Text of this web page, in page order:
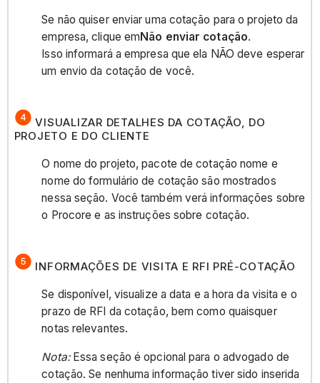
Se não quiser enviar uma cotação para o projeto da
empresa, clique em Não enviar cotação.
Isso informará a empresa que ela NÃO deve esperar
um envio da cotação de você.
VISUALIZAR DETALHES DA COTAÇÃO, DO
PROJETO E DO CLIENTE
O nome do projeto, pacote de cotação nome e
nome do formulário de cotação são mostrados
nessa seção. Você também verá informações sobre
o Procore e as instruções sobre cotação.
INFORMAÇÕES DE VISITA E RFI PRÉ-COTAÇÃO
Se disponível, visualize a data e a hora da visita e o
prazo de RFI da cotação, bem como quaisquer
notas relevantes.
Nota:Essa seção é opcional para o advogado de
cotação. Se nenhuma informação tiver sido inserida